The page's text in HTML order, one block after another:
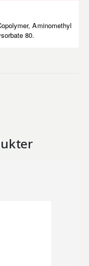
Aminomethyl
80.